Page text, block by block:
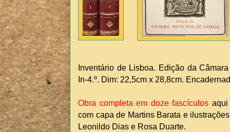
Inventário de Lisboa. Edição da
In-4.º. Dim: 22,5cm x 28,8cm.
Obra completa em doze fascículos aqui
com capa de Martins Barata e
Leonildo Dias e Rosa Duarte.